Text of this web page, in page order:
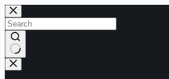
Skip
to
content
No
results